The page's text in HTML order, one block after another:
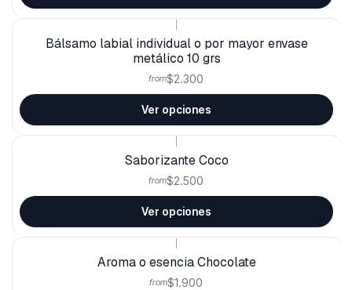
Bálsamo labial individual o por mayor envase
metálico 10 grs
from$2.300
Ver opciones
Saborizante Coco
from$2.500
Ver opciones
Aroma o esencia Chocolate
from$1.900